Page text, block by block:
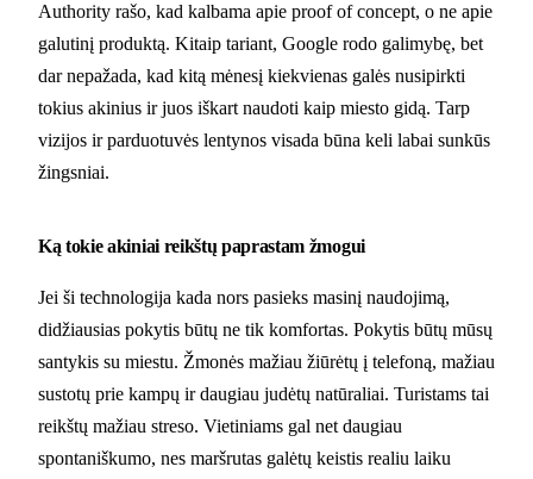
Authority rašo, kad kalbama apie proof of concept, o ne apie
galutinį produktą. Kitaip tariant, Google rodo galimybę, bet
dar nepažada, kad kitą mėnesį kiekvienas galės nusipirkti
tokius akinius ir juos iškart naudoti kaip miesto gidą. Tarp
vizijos ir parduotuvės lentynos visada būna keli labai sunkūs
žingsniai.
Ką tokie akiniai reikštų paprastam žmogui
Jei ši technologija kada nors pasieks masinį naudojimą,
didžiausias pokytis būtų ne tik komfortas. Pokytis būtų mūsų
santykis su miestu. Žmonės mažiau žiūrėtų į telefoną, mažiau
sustotų prie kampų ir daugiau judėtų natūraliai. Turistams tai
reikštų mažiau streso. Vietiniams gal net daugiau
spontaniškumo, nes maršrutas galėtų keistis realiu laiku